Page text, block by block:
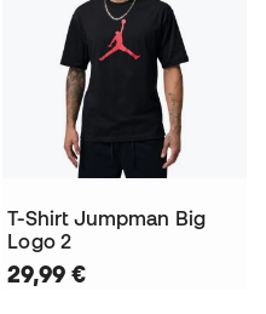
T-Shirt Jumpman Big
Logo 2
29,99 €